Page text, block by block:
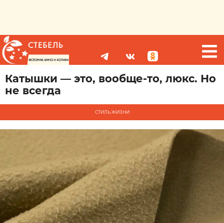
Катышки — это, вообще-то, люкс. Но
не всегда
СТИЛЬ ЖИЗНИ